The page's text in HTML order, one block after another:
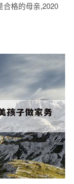
合格的母亲,2020